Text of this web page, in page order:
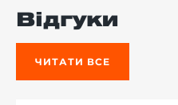
Відгуки
ЧИТАТИ ВСЕ